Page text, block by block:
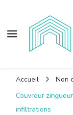
Accueil
Non
Couvreur
infiltrations